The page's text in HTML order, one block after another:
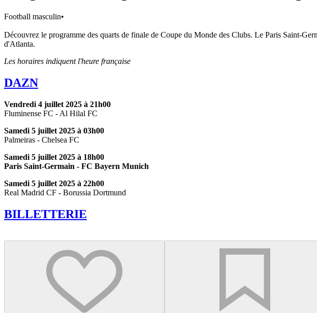
Football masculin•
Découvrez le programme des quarts de finale de Coupe du Monde des Clubs. Le Paris Saint-
d'Atlanta.
Les horaires indiquent l'heure française
DAZN
Vendredi 4 juillet 2025 à 21h00
Fluminense FC - Al Hilal FC
Samedi 5 juillet 2025 à 03h00
Palmeiras - Chelsea FC
Samedi 5 juillet 2025 à 18h00
Paris Saint-Germain - FC Bayern Munich
Samedi 5 juillet 2025 à 22h00
Real Madrid CF - Borussia Dortmund
BILLETTERIE